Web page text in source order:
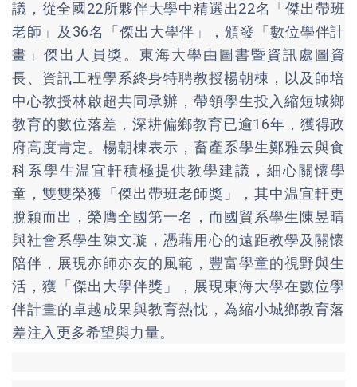
議，從全國22所夥伴大學中精選出22名「傑出帶班
老師」及36名「傑出大學伴」，頒發「數位學伴計
畫」傑出人員獎。東海大學由圖書暨資訊處圖資
長、資訊工程學系終身特聘教授楊朝棟，以及師培
中心教授林啟超共同承辦，帶領學生投入縮短城鄉
教育的數位落差，深耕偏鄉教育已逾16年，獲得政
府高度肯定。楊朝棟表示，畜產系學生鄭雅云與食
科系學生温宜軒積極提供教學建議，細心關懷學
童，雙雙榮獲「傑出帶班老師獎」，其中温宜軒更
脫穎而出，榮膺全國第一名，而國貿系學生陳昱晴
與社會系學生陳文璇，憑藉用心的遠距教學及關懷
陪伴，展現亦師亦友的風範，豐富學童的視野與生
活，獲「傑出大學伴獎」，展現東海大學在數位學
伴計畫的卓越成果與教育熱忱，為縮小城鄉教育落
差注入更多希望與力量。